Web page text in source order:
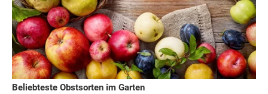
Beliebteste Obstsorten im Garten